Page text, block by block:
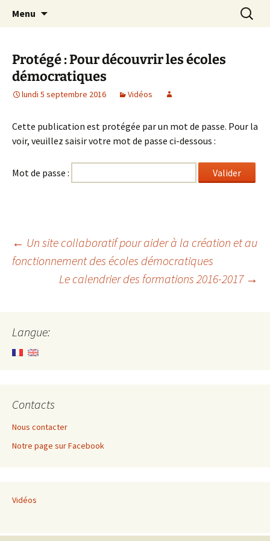
la Croisée des Chemins
apprendre, vivre, se révéler
Menu
Protégé : Pour découvrir les écoles
démocratiques
lundi 5 septembre 2016 Vidéos
Cette publication est protégée par un mot de passe. Pour la
voir, veuillez saisir votre mot de passe ci-dessous :
Mot de passe :
Navigation
articles
← Un site collaboratif pour aider à la création et au
fonctionnement des écoles démocratiques
Le calendrier des formations 2016-2017 →
Langue:
Contacts
Nous contacter
Notre page sur Facebook
Vidéos